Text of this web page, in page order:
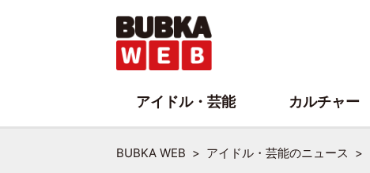
BUBKA WEB アイドル・芸能のニュース
アイドル・芸能 カルチャー